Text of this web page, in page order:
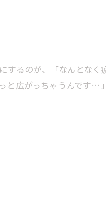
るのが、「なんとなく
と広がっちゃうんです…